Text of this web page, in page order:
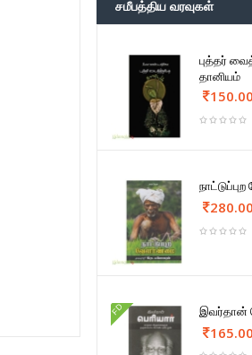
சமீபத்திய வரவுகள்
புத்தர்
தானியம்
150.00
280.00
FD இவர்தான்
165.00